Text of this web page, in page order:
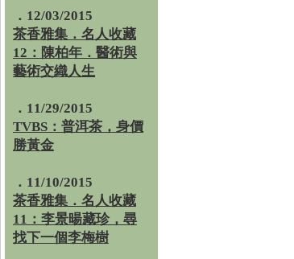
．12/03/2015
茶香雅集．名人收藏
12：陳柏年．醫術與
藝術交織人生
．11/29/2015
TVBS：普洱茶，身價
勝黃金
．11/10/2015
茶香雅集．名人收藏
11：李景暘藏珍，尋
找下一個李梅樹